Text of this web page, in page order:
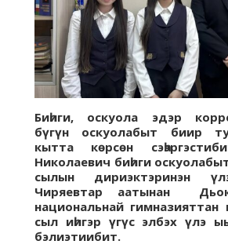
Биһиги, оскуола эдэр
бүгүн оскуолабыт биир
кытта көрсөн
Николаевич биһиги
сылын дириэктэринэн
Чиряевтар аатынан
национальнай гимназияттан
сыл иһигэр үгүс элбэх үлэ
бэлиэтиибит.